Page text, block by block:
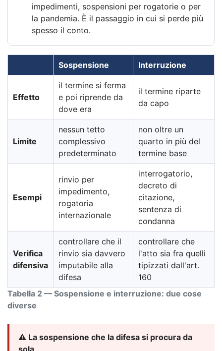
impedimenti, sospensioni per rogatorie o per
la pandemia. È il passaggio in cui si perde più
spesso il conto.
Tabella 2 — Sospensione e interruzione: due cose
diverse
Sospensione Interruzione
Effetto
il termine si ferma
e poi riprende da
dove era
il termine riparte
da capo
Limite
nessun tetto
complessivo
predeterminato
non oltre un
quarto in più del
termine base
Esempi
rinvio per
impedimento,
rogatoria
internazionale
interrogatorio,
decreto di
citazione,
sentenza di
condanna
Verifica
difensiva
controllare che il
rinvio sia davvero
imputabile alla
difesa
controllare che
l'atto sia fra quelli
tipizzati dall'art.
160
⚠️ La sospensione che la difesa si procura da
sola